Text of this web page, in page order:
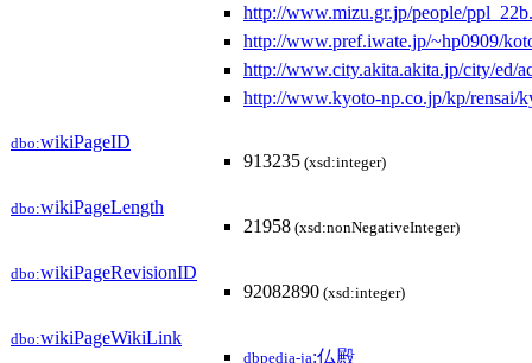
http://www.mizu.gr.jp/people/
http://www.pref.iwate.jp/~hp0909/
http://www.city.akita.akita.jp/city/ed/
http://www.kyoto-np.co.jp/kp/rensai/
dbo:wikiPageID
913235 (xsd:integer)
dbo:wikiPageLength
21958 (xsd:nonNegativeInteger)
dbo:wikiPageRevisionID
92082890 (xsd:integer)
dbo:wikiPageWikiLink
dbpedia-ja:仏殿